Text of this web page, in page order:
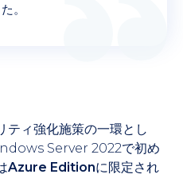
。
ィ強化施策の一環とし
Server 2022で初め
Azure Editionに限定され